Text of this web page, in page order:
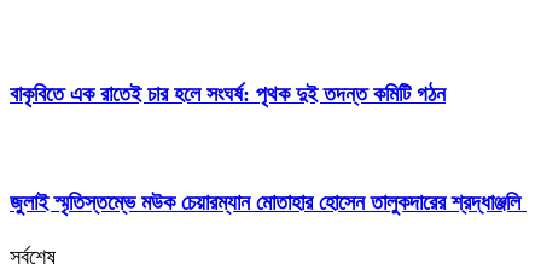
বাকৃবিতে এক রাতেই চার হলে সংঘর্ষ: পৃথক দুই তদন্ত কমিটি গঠন
জুলাই স্মৃতিস্তম্ভে মউক চেয়ারম্যান মোতাহার হোসেন তালুকদারের শ্রদ্ধাঞ্জলি
সর্বশেষ